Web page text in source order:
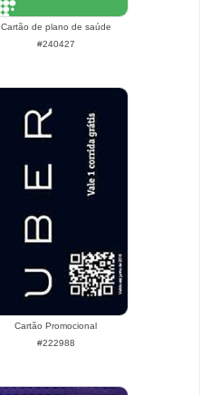
Cartão de plano de saúde
#240427
Cartão Promocional
#222988